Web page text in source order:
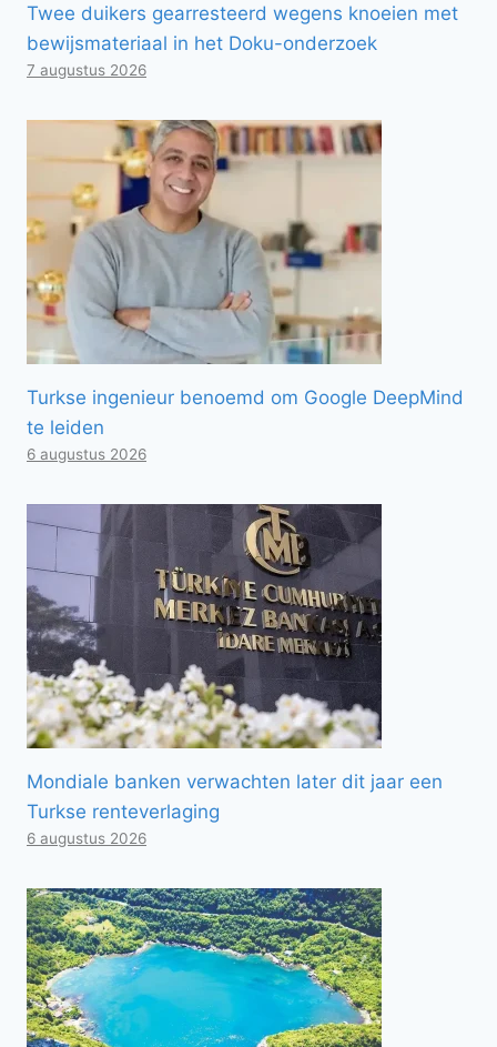
Twee duikers gearresteerd wegens knoeien met
bewijsmateriaal in het Doku-onderzoek
7 augustus 2026
Turkse ingenieur benoemd om Google DeepMind
te leiden
6 augustus 2026
Mondiale banken verwachten later dit jaar een
Turkse renteverlaging
6 augustus 2026